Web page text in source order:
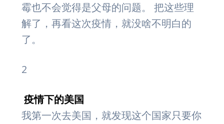
霉也不会觉得是父母的问题。 把这些理
解了，再看这次疫情，就没啥不明白的
了。
2
疫情下的美国
我第一次去美国，就发现这个国家只要你